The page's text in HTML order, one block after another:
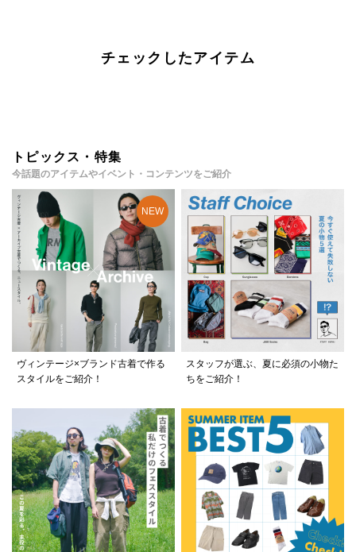
チェックしたアイテム
トピックス・特集
今話題のアイテムやイベント・コンテンツをご紹介
ヴィンテージ×ブランド古着で作る
スタイルをご紹介！
スタッフが選ぶ、夏に必須の小物た
ちをご紹介！